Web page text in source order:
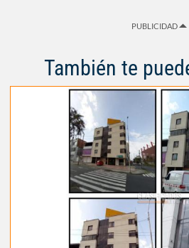
PUBLICIDAD
También te